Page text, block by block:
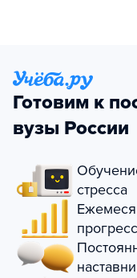
Готовим к
вузы России
стресса